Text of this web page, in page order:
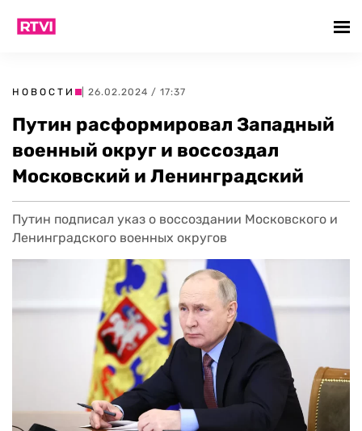
НОВОСТИ | 26.02.2024 / 17:37
Путин расформировал Западный
военный округ и воссоздал
Московский и Ленинградский
Путин подписал указ о воссоздании Московского и
Ленинградского военных округов